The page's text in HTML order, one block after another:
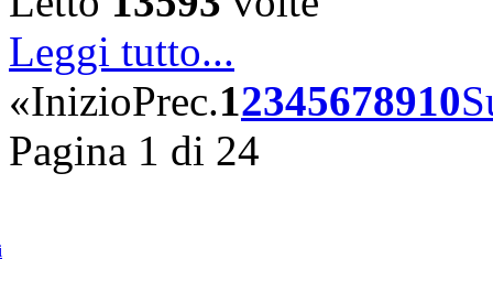
Leggi tutto...
«InizioPrec.12345678910
Pagina 1 di 24